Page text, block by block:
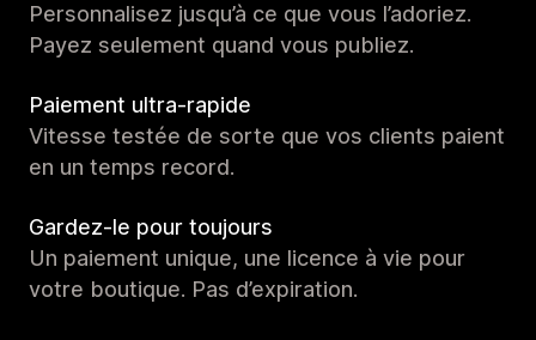
Personnalisez jusqu’à ce que vous l’adoriez.
Payez seulement quand vous publiez.
Paiement ultra-rapide
Vitesse testée de sorte que vos clients paient
en un temps record.
Gardez-le pour toujours
Un paiement unique, une licence à vie pour
votre boutique. Pas d’expiration.